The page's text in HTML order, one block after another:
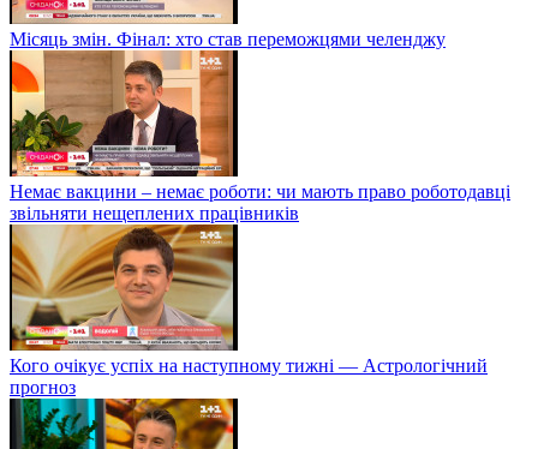
Місяць змін. Фінал: хто став переможцями челенджу
Немає вакцини – немає роботи: чи мають право роботодавці
звільняти нещеплених працівників
Кого очікує успіх на наступному тижні — Астрологічний
прогноз